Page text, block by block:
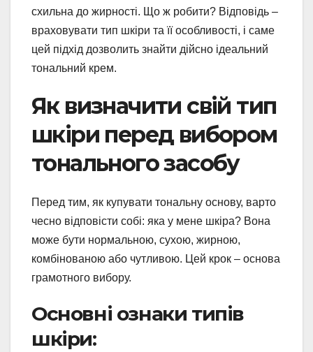
схильна до жирності. Що ж робити? Відповідь –
враховувати тип шкіри та її особливості, і саме
цей підхід дозволить знайти дійсно ідеальний
тональний крем.
Як визначити свій тип
шкіри перед вибором
тонального засобу
Перед тим, як купувати тональну основу, варто
чесно відповісти собі: яка у мене шкіра? Вона
може бути нормальною, сухою, жирною,
комбінованою або чутливою. Цей крок – основа
грамотного вибору.
Основні ознаки типів
шкіри: